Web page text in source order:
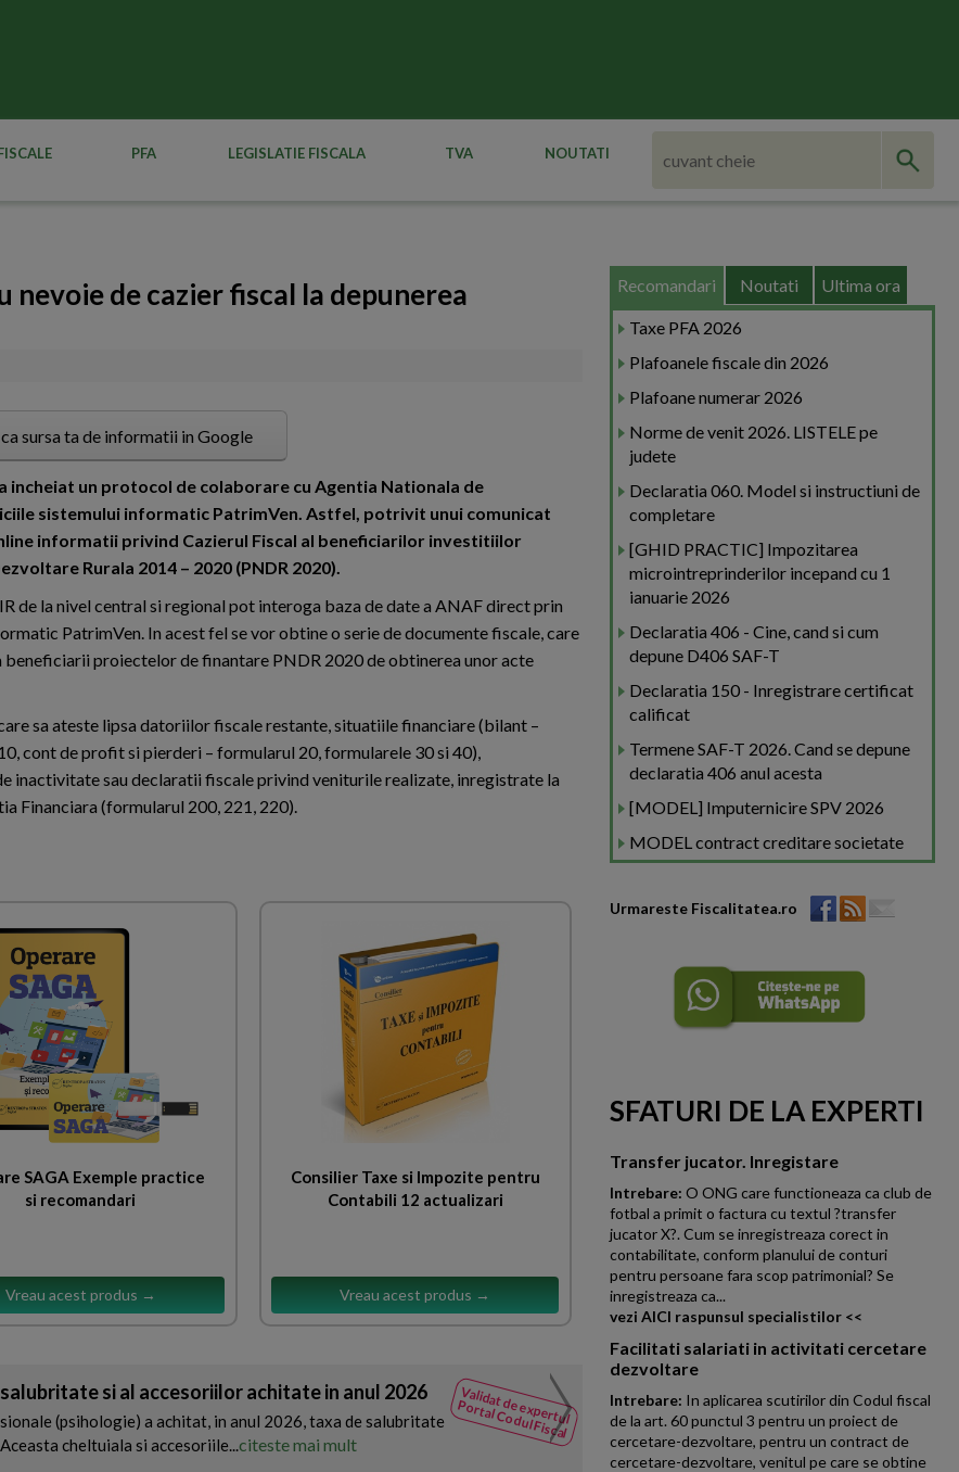
PFA LEGISLATIE FISCALA TVA NOUTATI
nevoie de cazier fiscal la depunerea
sursa ta de informatii in Google
incheiat un protocol de colaborare cu Agentia Nationala de
sistemului informatic PatrimVen. Astfel, potrivit unui comunicat
informatii privind Cazierul Fiscal al beneficiarilor investitiilor
Rurala 2014 – 2020 (PNDR 2020).
de la nivel central si regional pot interoga baza de date a ANAF direct prin
PatrimVen. In acest fel se vor obtine o serie de documente fiscale, care
beneficiarii proiectelor de finantare PNDR 2020 de obtinerea unor acte
sa ateste lipsa datoriilor fiscale restante, situatiile financiare (bilant –
cont de profit si pierderi – formularul 20, formularele 30 si 40),
inactivitate sau declaratii fiscale privind veniturile realizate, inregistrate la
Financiara (formularul 200, 221, 220).
SAGA Exemple practice
si recomandari
Vreau acest produs →
Consilier Taxe si Impozite pentru
Contabili 12 actualizari
Vreau acest produs →
Validat de expertul
Portal Codul Fiscal
si al accesoriilor achitate in anul 2026
(psihologie) a achitat, in anul 2026, taxa de salubritate
cheltuiala si accesoriile...citeste mai mult
NOUTATI
din Codul
Fiscal
impozit profit
Sunt o persoana juridica
2026. La 30 iunie 2026 nu
Recomandari Noutati Ultima ora
Taxe PFA 2026
Plafoanele fiscale din 2026
Plafoane numerar 2026
Norme de venit 2026. LISTELE pe
judete
Declaratia 060. Model si instructiuni de
completare
[GHID PRACTIC] Impozitarea
microintreprinderilor incepand cu 1
ianuarie 2026
Declaratia 406 - Cine, cand si cum
depune D406 SAF-T
Declaratia 150 - Inregistrare certificat
calificat
Termene SAF-T 2026. Cand se depune
declaratia 406 anul acesta
[MODEL] Imputernicire SPV 2026
MODEL contract creditare societate
Urmareste Fiscalitatea.ro
SFATURI DE LA EXPERTI
Transfer jucator. Inregistare
Intrebare: O ONG care functioneaza ca club de
fotbal a primit o factura cu textul ?transfer
jucator X?. Cum se inregistreaza corect in
contabilitate, conform planului de conturi
pentru persoane fara scop patrimonial? Se
inregistreaza ca...
vezi AICI raspunsul specialistilor <<
Facilitati salariati in activitati cercetare
dezvoltare
Intrebare: In aplicarea scutirilor din Codul fiscal
de la art. 60 punctul 3 pentru un proiect de
cercetare-dezvoltare, pentru un contract de
cercetare-dezvoltare, venitul pe care se obtine